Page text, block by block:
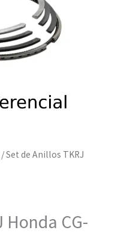
/ Set de Anillos TKRJ
Honda CG-